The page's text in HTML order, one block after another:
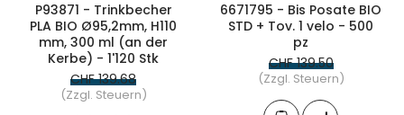
P93871 - Trinkbecher
PLA BIO Ø95,2mm, H110
mm, 300 ml (an der
Kerbe) - 1'120 Stk
CHF 139.68
(Zzgl. Steuern)
6671795 - Bis Posate BIO
STD + Tov. 1 velo - 500
pz
CHF 139.50
(Zzgl. Steuern)